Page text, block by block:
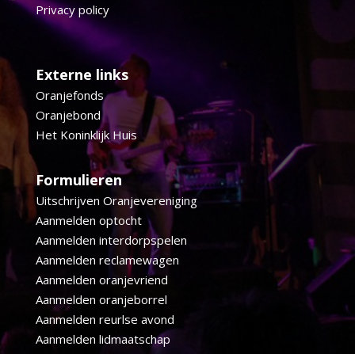
Privacy policy
Externe links
Oranjefonds
Oranjebond
Het Koninklijk Huis
Formulieren
Uitschrijven Oranjevereniging
Aanmelden optocht
Aanmelden interdorpspelen
Aanmelden reclamewagen
Aanmelden oranjevriend
Aanmelden oranjeborrel
Aanmelden reurlse avond
Aanmelden lidmaatschap